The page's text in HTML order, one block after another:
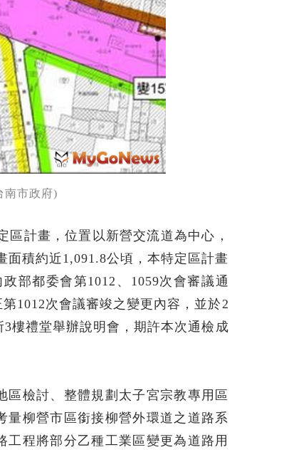
南市政府)
區計畫，位置以新營交流道為中心，
積約近1,091.8公頃，本特定區計畫
部都委會第1012、1059次會審議通
1012次會議審竣之變更內容，並於2
樓禮堂舉辦說明會，期許本次通檢成
檢討、整體規劃太子宮宗教專用區
量柳營市區銜接柳營外環道之道路系
程將部分乙種工業區變更為道路用